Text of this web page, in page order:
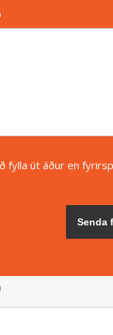
fylla út áður en